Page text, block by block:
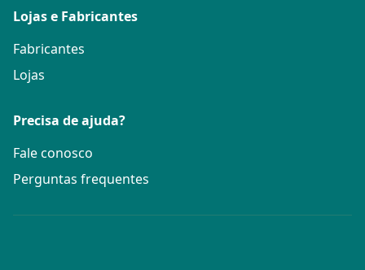
Lojas e Fabricantes
Fabricantes
Lojas
Precisa de ajuda?
Fale conosco
Perguntas frequentes